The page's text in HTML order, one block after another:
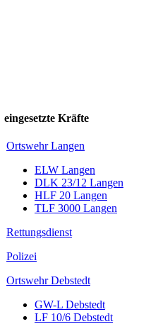
eingesetzte Kräfte
Ortswehr Langen
ELW Langen
DLK 23/12 Langen
HLF 20 Langen
TLF 3000 Langen
Rettungsdienst
Polizei
Ortswehr Debstedt
GW-L Debstedt
LF 10/6 Debstedt